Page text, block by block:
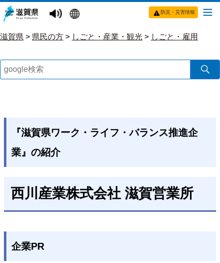
防災・災害情報
滋賀県 > 県民の方 > しごと・産業・観光 > しごと・雇用
『滋賀県ワーク・ライフ・バランス推進企
業』の紹介
西川産業株式会社 滋賀営業所
企業PR